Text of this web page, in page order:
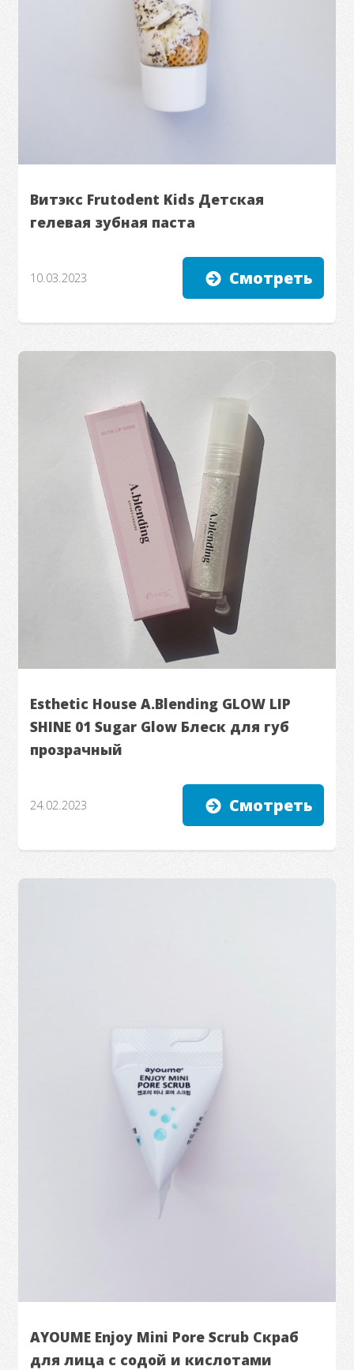
Витэкс Frutodent Kids Детская
гелевая зубная паста
10.03.2023 Смотреть
Esthetic House A.Blending GLOW LIP
SHINE 01 Sugar Glow Блеск для губ
прозрачный
24.02.2023 Смотреть
AYOUME Enjoy Mini Pore Scrub Скраб
для лица с содой и кислотами